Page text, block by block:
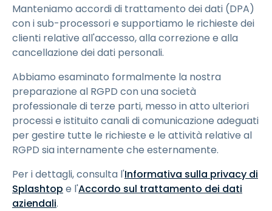
Manteniamo accordi di trattamento dei dati (DPA)
con i sub-processori e supportiamo le richieste dei
clienti relative all'accesso, alla correzione e alla
cancellazione dei dati personali.
Abbiamo esaminato formalmente la nostra
preparazione al RGPD con una società
professionale di terze parti, messo in atto ulteriori
processi e istituito canali di comunicazione adeguati
per gestire tutte le richieste e le attività relative al
RGPD sia internamente che esternamente.
Per i dettagli, consulta l'Informativa sulla privacy di
Splashtop e l'Accordo sul trattamento dei dati
aziendali.